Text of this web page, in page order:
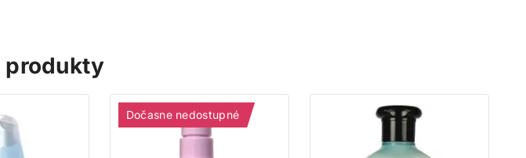
produkty
Dočasne nedostupné